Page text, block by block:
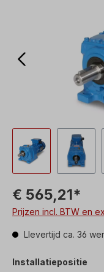
€ 565,21*
Prijzen incl. BTW en
Llevertijd ca. 36
Installatiepositie